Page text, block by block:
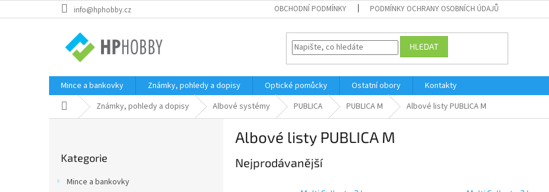
na
info@hphobby.cz OBCHODNÍ PODMÍNKY PODMÍNKY OCHRANY OSOBNÍCH ÚDAJŮ
HLEDAT
Mince a bankovky Známky, pohledy a dopisy Optické pomůcky Ostatní obory
Kontakty
Domů Známky, pohledy a dopisy Albové systémy PUBLICA PUBLICA M Albové listy PUBLICA M
kategorie
Kategorie
Mince a bankovky
Albové listy PUBLICA M
Nejprodávanější